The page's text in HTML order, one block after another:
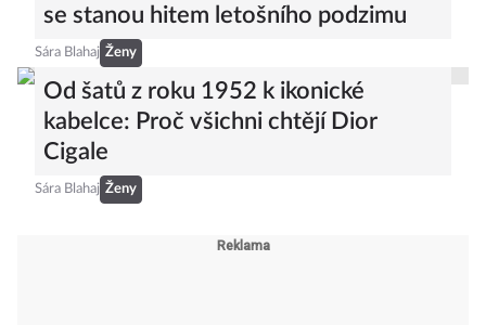
se stanou hitem letošního podzimu
Sára Blahaj Ženy
Od šatů z roku 1952 k ikonické
kabelce: Proč všichni chtějí Dior
Cigale
Sára Blahaj Ženy